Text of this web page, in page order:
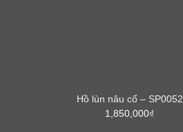
Hồ lùn nâu cổ – SP0052
1,850,000₫